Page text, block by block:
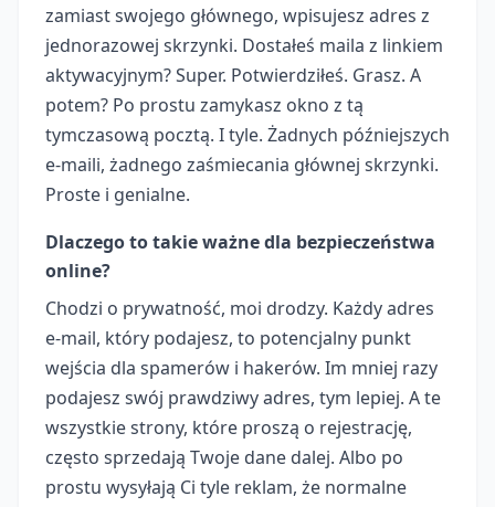
zamiast swojego głównego, wpisujesz adres z
jednorazowej skrzynki. Dostałeś maila z linkiem
aktywacyjnym? Super. Potwierdziłeś. Grasz. A
potem? Po prostu zamykasz okno z tą
tymczasową pocztą. I tyle. Żadnych późniejszych
e-maili, żadnego zaśmiecania głównej skrzynki.
Proste i genialne.
Dlaczego to takie ważne dla bezpieczeństwa
online?
Chodzi o prywatność, moi drodzy. Każdy adres
e-mail, który podajesz, to potencjalny punkt
wejścia dla spamerów i hakerów. Im mniej razy
podajesz swój prawdziwy adres, tym lepiej. A te
wszystkie strony, które proszą o rejestrację,
często sprzedają Twoje dane dalej. Albo po
prostu wysyłają Ci tyle reklam, że normalne